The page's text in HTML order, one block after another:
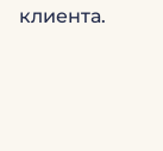
клиента.